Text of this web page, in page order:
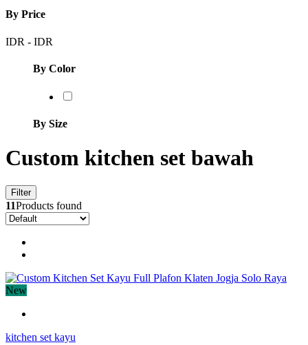
By Price
IDR - IDR
By Color
By Size
Custom kitchen set bawah
Filter
11Products found
New
kitchen set kayu